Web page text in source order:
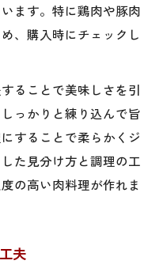
ます。特に鶏肉や豚肉
、購入時にチェックし
ることで美味しさを引
っかりと練り込んで旨
することで柔らかくジ
た見分け方と調理の工
の高い肉料理が作れま
夫